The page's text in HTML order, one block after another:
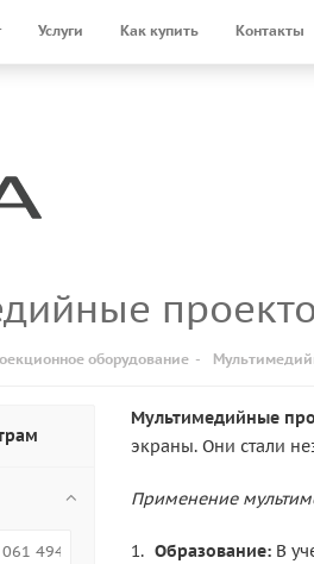
Услуги Как купить Контакты
оборудование -
Мультимедийные
экраны. Они стали
Применение
Образование: В